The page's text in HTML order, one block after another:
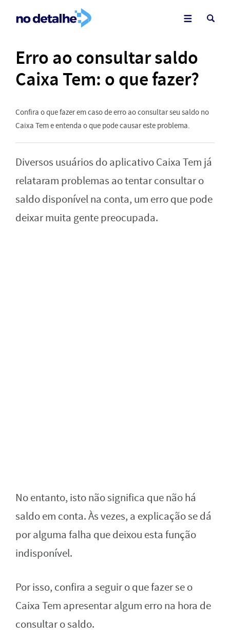
Erro ao consultar saldo
Caixa Tem: o que fazer?
Confira o que fazer em caso de erro ao consultar seu saldo no
Caixa Tem e entenda o que pode causar este problema.
Diversos usuários do aplicativo Caixa Tem já
relataram problemas ao tentar consultar o
saldo disponível na conta, um erro que pode
deixar muita gente preocupada.
No entanto, isto não significa que não há
saldo em conta. Às vezes, a explicação se dá
por alguma falha que deixou esta função
indisponível.
Por isso, confira a seguir o que fazer se o
Caixa Tem apresentar algum erro na hora de
consultar o saldo.